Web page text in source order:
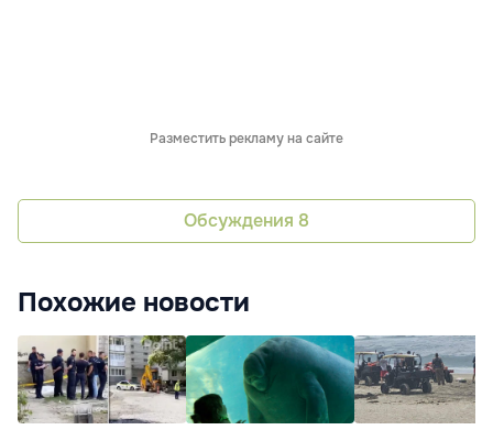
Разместить рекламу на сайте
Обсуждения 8
Похожие новости